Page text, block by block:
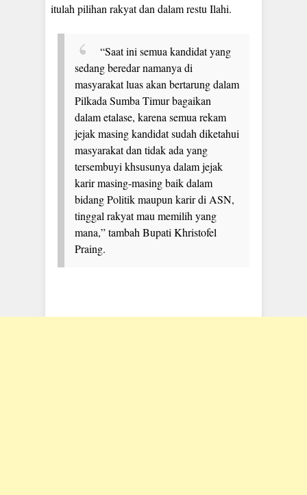
itulah pilihan rakyat dan dalam restu Ilahi.
“Saat ini semua kandidat yang
sedang beredar namanya di
masyarakat luas akan bertarung dalam
Pilkada Sumba Timur bagaikan
dalam etalase, karena semua rekam
jejak masing kandidat sudah diketahui
masyarakat dan tidak ada yang
tersembuyi khsusunya dalam jejak
karir masing-masing baik dalam
bidang Politik maupun karir di ASN,
tinggal rakyat mau memilih yang
mana,” tambah Bupati Khristofel
Praing.